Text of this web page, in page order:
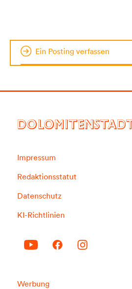
Ein Posting verfassen
DOLOMITENSTADT
Impressum
Redaktionsstatut
Datenschutz
KI-Richtlinien
Werbung